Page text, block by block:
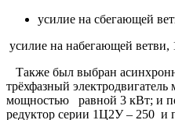
усилие на сбегающей
усилие на набегающей ветви,
Также был выбран
трёхфазный
мощностью равной 3 кВт; и
редуктор серии 1Ц2У – 250 и